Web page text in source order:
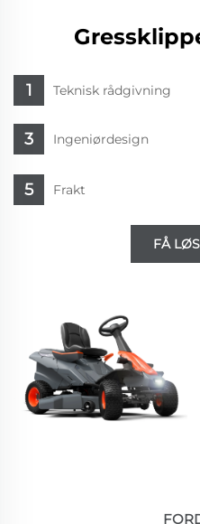
Teknisk rådgivning
Ingeniørdesign
Frakt
FÅ